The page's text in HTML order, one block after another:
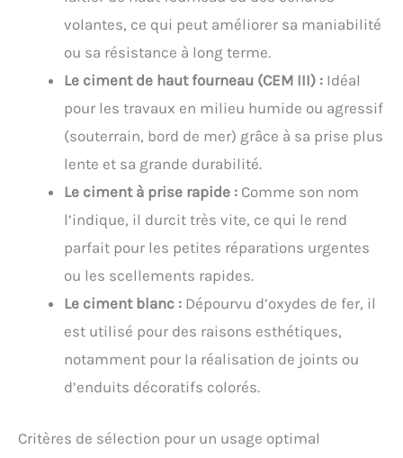
volantes, ce qui peut améliorer sa maniabilité
ou sa résistance à long terme.
Le ciment de haut fourneau (CEM III) : Idéal
pour les travaux en milieu humide ou agressif
(souterrain, bord de mer) grâce à sa prise plus
lente et sa grande durabilité.
Le ciment à prise rapide : Comme son nom
l’indique, il durcit très vite, ce qui le rend
parfait pour les petites réparations urgentes
ou les scellements rapides.
Le ciment blanc : Dépourvu d’oxydes de fer, il
est utilisé pour des raisons esthétiques,
notamment pour la réalisation de joints ou
d’enduits décoratifs colorés.
Critères de sélection pour un usage optimal